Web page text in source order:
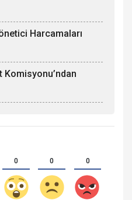
Harcamaları
Komisyonu’ndan
0 0 0